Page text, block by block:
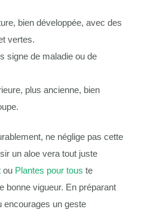
bien développée, avec des
vertes.
signe de maladie ou de
plus ancienne, bien
ne néglige pas cette
un aloe vera tout juste
ou Plantes pour tous te
bonne vigueur. En préparant
encourages un geste